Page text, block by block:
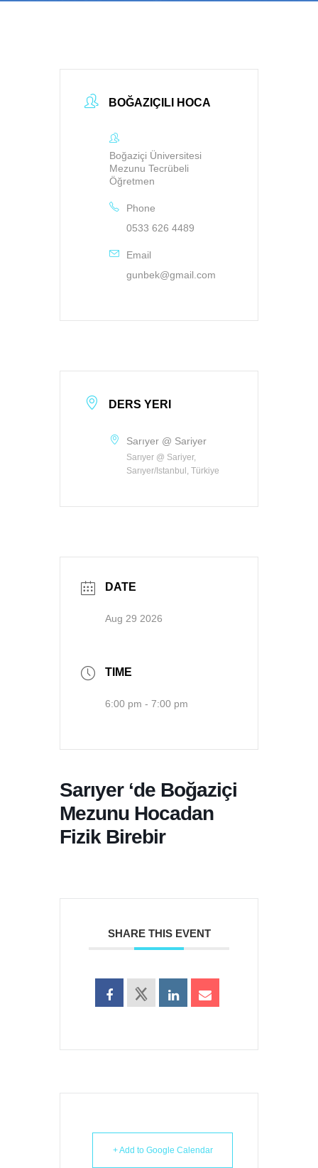
BOĞAZIÇILI HOCA
Boğaziçi Üniversitesi
Mezunu Tecrübeli
Öğretmen
Phone
0533 626 4489
Email
gunbek@gmail.com
DERS YERI
Sarıyer @ Sariyer
Sarıyer @ Sariyer,
Sarıyer/Istanbul, Türkiye
DATE
Aug 29 2026
TIME
6:00 pm - 7:00 pm
Sarıyer ‘de Boğaziçi
Mezunu Hocadan
Fizik Birebir
SHARE THIS EVENT
+ Add to Google Calendar